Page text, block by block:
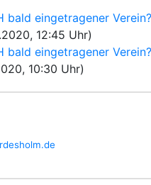
bald eingetragener Verein?
12:45 Uhr)
bald eingetragener Verein?
10:30 Uhr)